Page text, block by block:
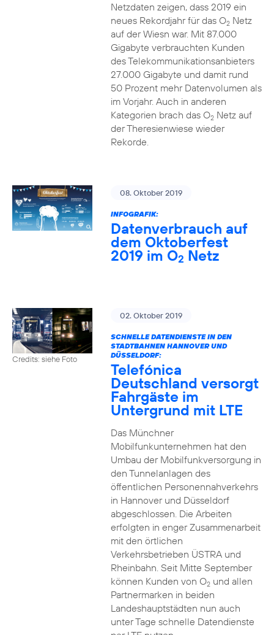
Netzdaten zeigen, dass 2019 ein
neues Rekordjahr für das O2Netz
auf der Wiesn war. Mit 87.000
Gigabyte verbrauchten Kunden
des Telekommunikationsanbieters
27.000 Gigabyte und damit rund
50 Prozent mehr Datenvolumen als
im Vorjahr. Auch in anderen
Kategorien brach das O2Netz auf
der Theresienwiese wieder
Rekorde.
08. Oktober 2019
INFOGRAFIK:
Datenverbrauch auf
dem Oktoberfest
2019 im O2 Netz
Credits: siehe Foto
02. Oktober 2019
SCHNELLE DATENDIENSTE IN DEN
STADTBAHNEN HANNOVER UND
DÜSSELDORF:
Telefónica
Deutschland versorgt
Fahrgäste im
Untergrund mit LTE
Das Münchner
Mobilfunkunternehmen hat den
Umbau der Mobilfunkversorgung in
den Tunnelanlagen des
öffentlichen Personennahverkehrs
in Hannover und Düsseldorf
abgeschlossen. Die Arbeiten
erfolgten in enger Zusammenarbeit
mit den örtlichen
Verkehrsbetrieben ÜSTRA und
Rheinbahn. Seit Mitte September
können Kunden von O2und allen
Partnermarken in beiden
Landeshauptstädten nun auch
unter Tage schnelle Datendienste